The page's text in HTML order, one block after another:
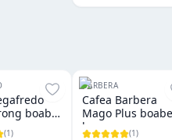
boabe
(1)
BARBERA
Cafea Barbera
Mago Plus
kg
(1)